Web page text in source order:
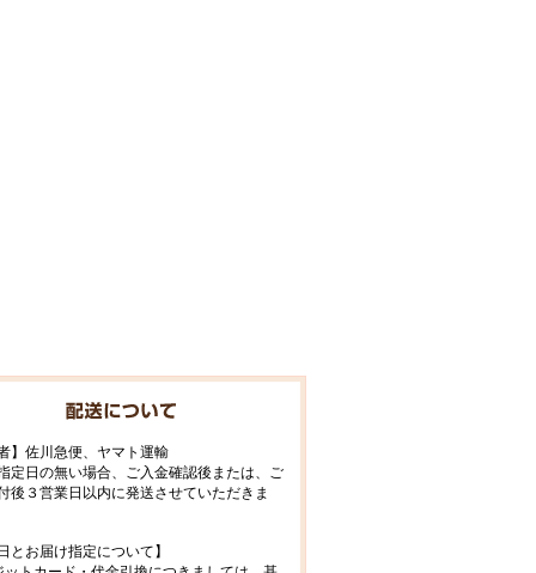
】佐川急便、ヤマト運輸
定日の無い場合、ご入金確認後または、ご
後３営業日以内に発送させていただきま
とお届け指定について】